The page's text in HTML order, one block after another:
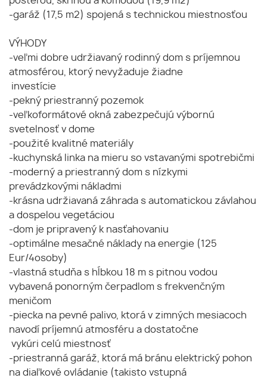
-garáž (17,5 m2) spojená s technickou miestnosťou
VÝHODY
-veľmi dobre udržiavaný rodinný dom s príjemnou
atmosférou, ktorý nevyžaduje žiadne
investície
-pekný priestranný pozemok
-veľkoformátové okná zabezpečujú výbornú
svetelnosť v dome
-použité kvalitné materiály
-kuchynská linka na mieru so vstavanými spotrebičmi
-moderný a priestranný dom s nízkymi
prevádzkovými nákladmi
-krásna udržiavaná záhrada s automatickou závlahou
a dospelou vegetáciou
-dom je pripravený k nasťahovaniu
-optimálne mesačné náklady na energie (125
Eur/4osoby)
-vlastná studňa s hĺbkou 18 m s pitnou vodou
vybavená ponorným čerpadlom s frekvenčným
meničom
-piecka na pevné palivo, ktorá v zimných mesiacoch
navodí príjemnú atmosféru a dostatočne
vykúri celú miestnosť
-priestranná garáž, ktorá má bránu elektrický pohon
na diaľkové ovládanie (takisto vstupná